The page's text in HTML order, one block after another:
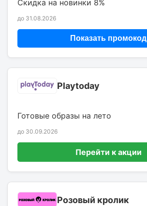
Скидка на новинки 8%
до 31.08.2026
Показать промокод
Playtoday
Готовые образы на лето
до 30.09.2026
Перейти к акции
Розовый кролик